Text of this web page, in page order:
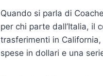
Quando si parla di
per chi parte dall’Italia, il
trasferimenti in
spese in dollari e una